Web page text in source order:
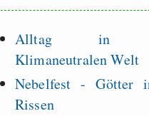
Alltag in
Klimaneutralen Welt
Nebelfest - Götter
Rissen